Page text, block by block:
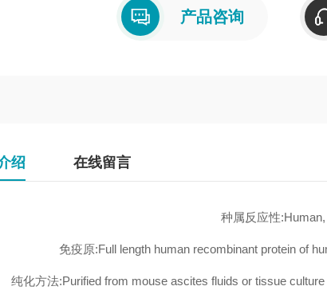
产品咨询
绍 在线留言
种属反应性
免疫原:Full length human recombinant protein of
纯化方法:Purified from mouse ascites fluids or tissue